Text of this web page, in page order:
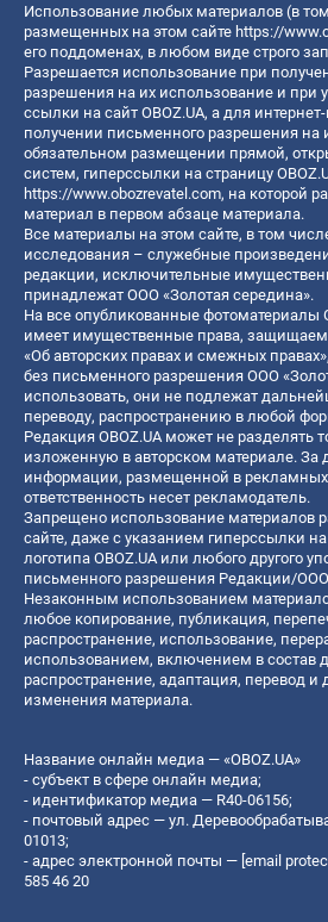
Использование любых материалов (в
размещенных на этом сайте https://
его поддоменах, в любом виде строго
Разрешается использование при
разрешения на их использование и при
ссылки на сайт OBOZ.UA, а для
получении письменного разрешения на
обязательном размещении прямой,
систем, гиперссылки на страницу
https://www.obozrevatel.com, на которой
материал в первом абзаце материала.
Все материалы на этом сайте, в том
исследования – служебные
редакции, исключительные
принадлежат ООО «Золотая середина».
На все опубликованные фотоматериалы
имеет имущественные права,
«Об авторских правах и смежных
без письменного разрешения ООО
использовать, они не подлежат
переводу, распространению в любой
Редакция OBOZ.UA может не разделять
изложенную в авторском материале. За
информации, размещенной в рекламных
ответственность несет рекламодатель.
Запрещено использование материалов
сайте, даже с указанием гиперссылки на
логотипа OBOZ.UA или любого другого
письменного разрешения Редакции/ООО
Незаконным использованием
любое копирование, публикация,
распространение, использование,
использованием, включением в состав
распространение, адаптация, перевод и
изменения материала.
Название онлайн медиа — «OBOZ.UA»
- субъект в сфере онлайн медиа;
- идентификатор медиа — R40-06156;
- почтовый адрес — ул.
01013;
- адрес электронной почты — [email
585 46 20